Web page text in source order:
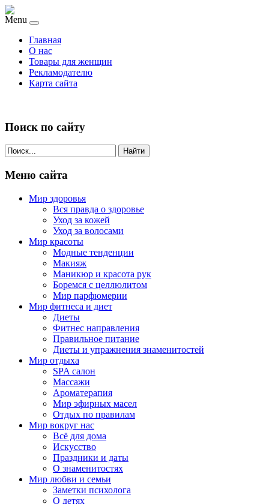
Menu
Главная
О нас
Товары для женщин
Рекламодателю
Карта сайта
Поиск по сайту
Найти
Меню сайта
Мир здоровья
Вся правда о здоровье
Уход за кожей
Уход за волосами
Мир красоты
Модные тенденции
Макияж
Маникюр и красота рук
Боремся с целлюлитом
Мир парфюмерии
Мир фитнеса и диет
Диеты
Фитнес направления
Правильное питание
Диеты и упражнения знаменитостей
Мир отдыха
SPA салон
Массажи
Ароматерапия
Мир эфирных масел
Отдых по правилам
Мир вокруг нас
Всё для дома
Искусство
Праздники и даты
О знаменитостях
Мир любви и семьи
Заметки психолога
О детях